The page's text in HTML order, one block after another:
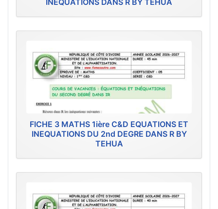
INEQUATIONS DANS R BY TEHUA
FICHE 3 MATHS 1ière C&D EQUATIONS ET
INEQUATIONS DU 2nd DEGRE DANS R BY
TEHUA